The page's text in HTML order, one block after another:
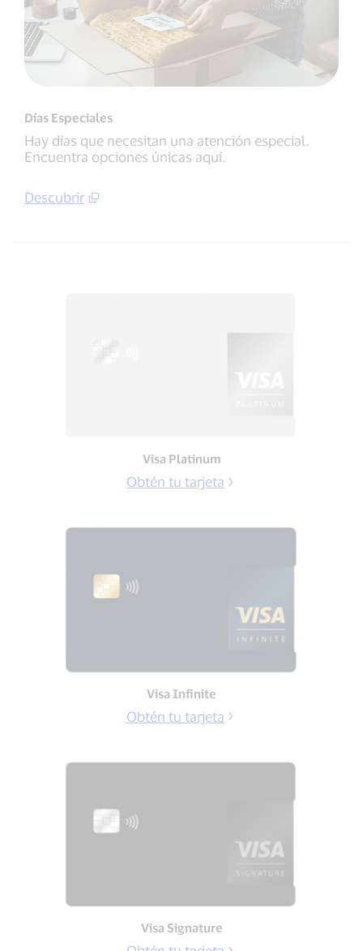
Días Especiales
Hay días que necesitan una atención especial.
Encuentra opciones únicas aquí.
Descubrir
Visa Platinum
Obtén tu tarjeta
Visa Infinite
Obtén tu tarjeta
Visa Signature